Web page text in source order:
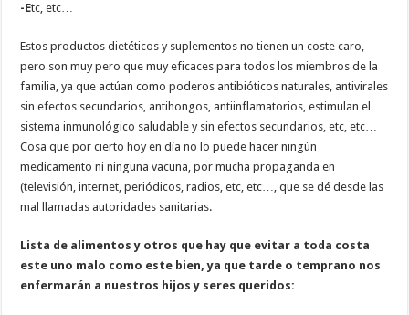
-Etc, etc…
Estos productos dietéticos y suplementos no tienen un coste caro,
pero son muy pero que muy eficaces para todos los miembros de la
familia, ya que actúan como poderos antibióticos naturales, antivirales
sin efectos secundarios, antihongos, antiinflamatorios, estimulan el
sistema inmunológico saludable y sin efectos secundarios, etc, etc…
Cosa que por cierto hoy en día no lo puede hacer ningún
medicamento ni ninguna vacuna, por mucha propaganda en
(televisión, internet, periódicos, radios, etc, etc…, que se dé desde las
mal llamadas autoridades sanitarias.
Lista de alimentos y otros que hay que evitar a toda costa
este uno malo como este bien, ya que tarde o temprano nos
enfermarán a nuestros hijos y seres queridos: